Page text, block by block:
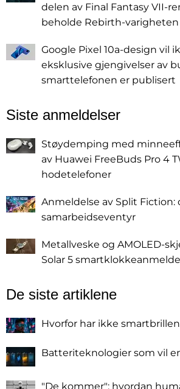
delen av Final Fantasy VII-
beholde Rebirth-varigheten
Google Pixel 10a-design vil
eksklusive gjengivelser av
smarttelefonen er publisert
Siste anmeldelser
Støydemping med
av Huawei FreeBuds Pro 4
hodetelefoner
Anmeldelse av Split Fiction:
samarbeidseventyr
Metallveske og AMOLED-
Solar 5
De siste artiklene
Hvorfor har ikke
Batteriteknologier som vil
"De kommer": hvordan